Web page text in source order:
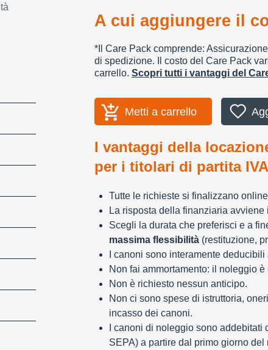
A cui aggiungere il
*Il Care Pack comprende:
di spedizione. Il costo del Care Pack
carrello. Scopri tutti i vantaggi del
Metti a carrello
I vantaggi della
per i titolari di partita IVA
Tutte le richieste si finalizzano
La risposta della finanziaria avviene
Scegli la durata che preferisci e a
massima flessibilità(restituzione,
I canoni sono interamente
Non fai ammortamento: il noleggio è
Non è richiesto nessun anticipo.
Non ci sono spese di istruttoria,
incasso dei canoni.
I canoni di noleggio sono
SEPA) a partire dal primo giorno